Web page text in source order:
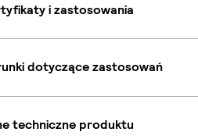
i zastosowania
dotyczące zastosowań
techniczne produktu